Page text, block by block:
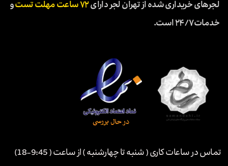
لجرهای خریداری شده از تهران لجر دارای۷۲ ساعت مهلت تست
و
خدمات ۲۴/۷ است.
تماس در ساعات کاری ( شنبه تا چهارشنبه ) از ساعت ( 9:45-18)